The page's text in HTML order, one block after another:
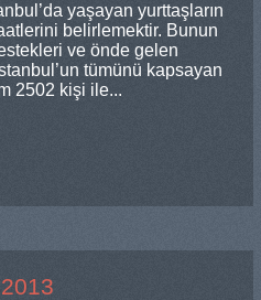
yaşayan yurttaşların
belirlemektir. Bunun
ve önde gelen
tümünü kapsayan
2502 kişi ile...